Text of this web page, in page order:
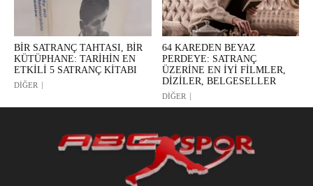
BİR SATRANÇ TAHTASI, BİR
KÜTÜPHANE: TARİHİN EN
ETKİLİ 5 SATRANÇ KİTABI
DİĞER
64 KAREDEN BEYAZ
PERDEYE: SATRANÇ
ÜZERİNE EN İYİ FİLMLER,
DİZİLER, BELGESELLER
DİĞER